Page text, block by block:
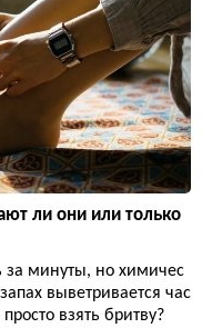
ли они или только
за минуты, но химичес
выветривается час
взять бритву?